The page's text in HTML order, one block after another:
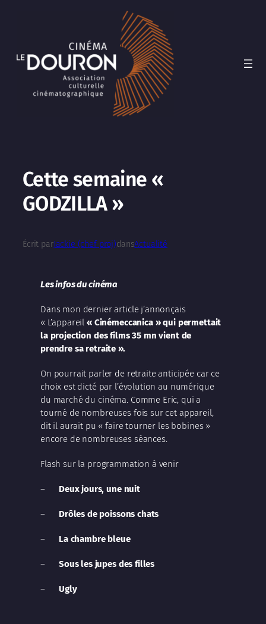
Cette semaine «
GODZILLA »
Écrit parJackie (chef proj)dansActualité
Les infos du cinéma
Dans mon dernier article j’annonçais
« L’appareil« Cinémeccanica » qui permettait
la projection des films 35 mn vient de
prendre sa retraite ».
On pourrait parler de retraite anticipée car ce
choix est dicté par l’évolution au numérique
du marché du cinéma. Comme Eric, qui a
tourné de nombreuses fois sur cet appareil,
dit il aurait pu « faire tourner les bobines »
encore de nombreuses séances.
Flash sur la programmation à venir
– Deux jours, une nuit
– Drôles de poissons chats
– La chambre bleue
– Sous les jupes des filles
– Ugly